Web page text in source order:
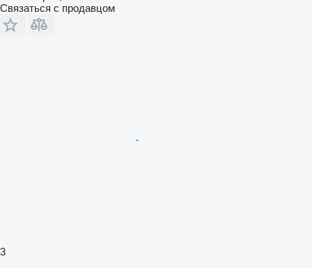
Связаться с продавцом
3